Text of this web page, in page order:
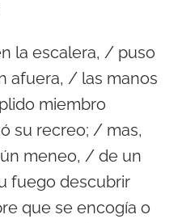
la escalera, / puso
afuera, / las manos
miembro
su recreo; / mas,
meneo, / de un
fuego descubrir
que se encogía o